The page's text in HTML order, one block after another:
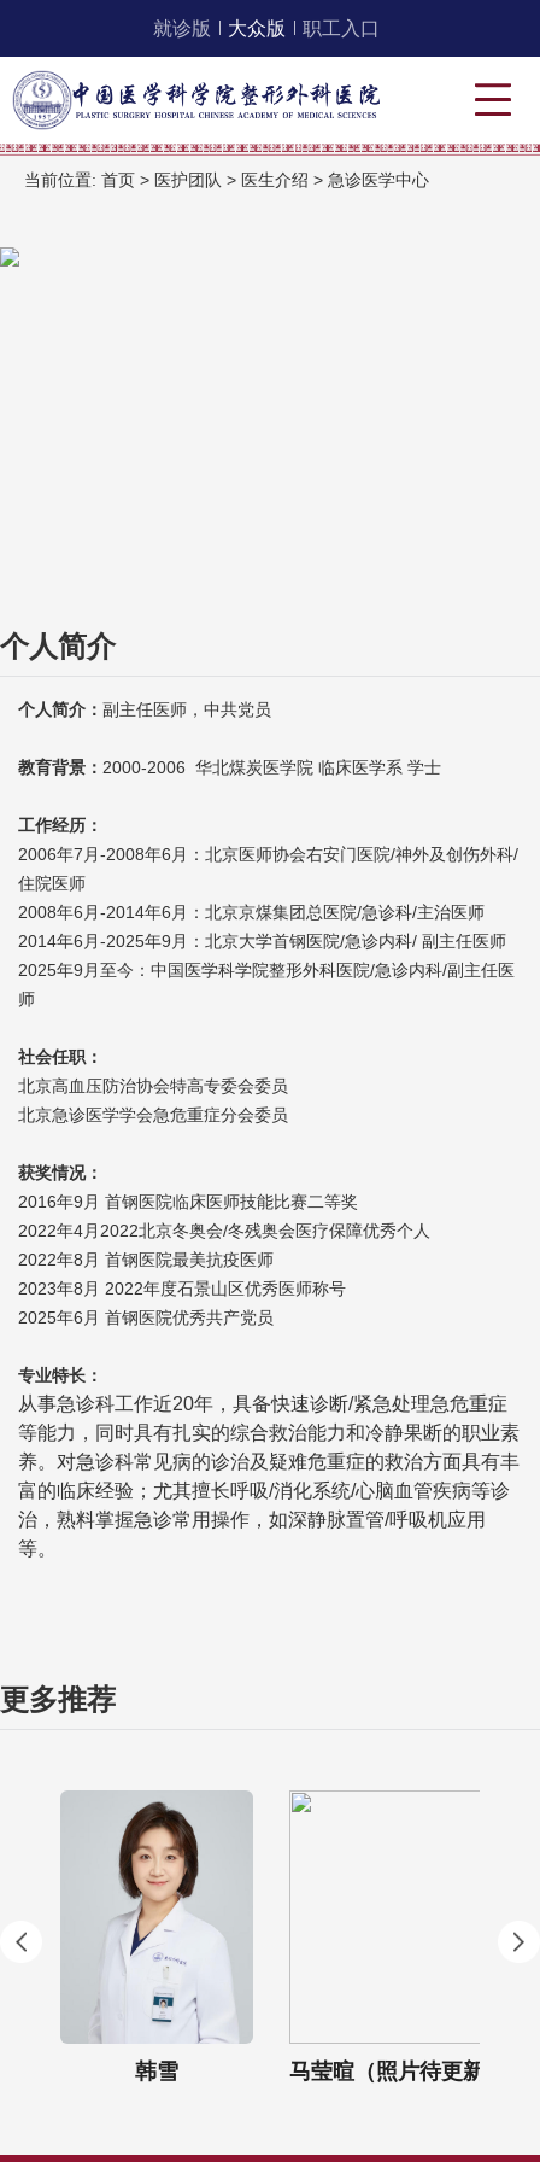
就诊版 大众版 职工入口
当前位置: 首页 > 医护团队 > 医生介绍 > 急诊医学中心
个人简介
个人简介： 副主任医师，中共党员
教育背景： 2000-2006 华北煤炭医学院 临床医学系 学士
工作经历：
2006年7月-2008年6月：北京医师协会右安门医院/神外及创伤外科/
住院医师
2008年6月-2014年6月：北京京煤集团总医院/急诊科/主治医师
2014年6月-2025年9月：北京大学首钢医院/急诊内科/ 副主任医师
2025年9月至今：中国医学科学院整形外科医院/急诊内科/副主任医
师
社会任职：
北京高血压防治协会特高专委会委员
北京急诊医学学会急危重症分会委员
获奖情况：
2016年9月 首钢医院临床医师技能比赛二等奖
2022年4月2022北京冬奥会/冬残奥会医疗保障优秀个人
2022年8月 首钢医院最美抗疫医师
2023年8月 2022年度石景山区优秀医师称号
2025年6月 首钢医院优秀共产党员
专业特长：
从事急诊科工作近20年，具备快速诊断/紧急处理急危重症
等能力，同时具有扎实的综合救治能力和冷静果断的职业素
养。对急诊科常见病的诊治及疑难危重症的救治方面具有丰
富的临床经验；尤其擅长呼吸/消化系统/心脑血管疾病等诊
治，熟料掌握急诊常用操作，如深静脉置管/呼吸机应用
等。
更多推荐
韩雪 马莹暄（照片待更新）